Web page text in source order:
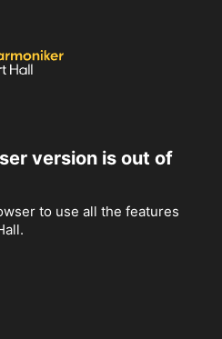
version is out of
to use all the features